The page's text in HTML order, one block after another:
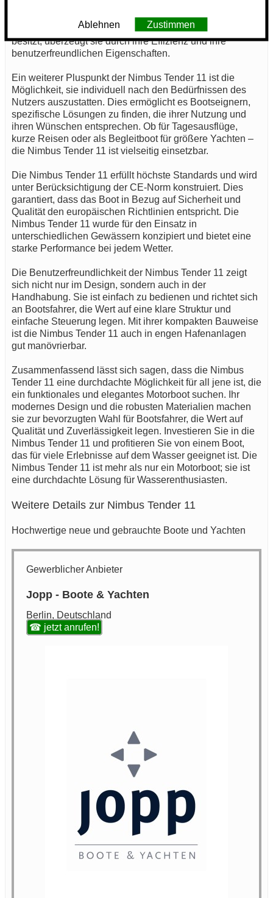
dass die Nimbus Tender 11 keinen herkömmlichen
Kraftstofftank, Frischwassertank oder Abwassertank
besitzt, überzeugt sie durch ihre Effizienz und ihre
benutzerfreundlichen Eigenschaften.
Ein weiterer Pluspunkt der Nimbus Tender 11 ist die
Möglichkeit, sie individuell nach den Bedürfnissen des
Nutzers auszustatten. Dies ermöglicht es Bootseignern,
spezifische Lösungen zu finden, die ihrer Nutzung und
ihren Wünschen entsprechen. Ob für Tagesausflüge,
kurze Reisen oder als Begleitboot für größere Yachten –
die Nimbus Tender 11 ist vielseitig einsetzbar.
Die Nimbus Tender 11 erfüllt höchste Standards und wird
unter Berücksichtigung der CE-Norm konstruiert. Dies
garantiert, dass das Boot in Bezug auf Sicherheit und
Qualität den europäischen Richtlinien entspricht. Die
Nimbus Tender 11 wurde für den Einsatz in
unterschiedlichen Gewässern konzipiert und bietet eine
starke Performance bei jedem Wetter.
Die Benutzerfreundlichkeit der Nimbus Tender 11 zeigt
sich nicht nur im Design, sondern auch in der
Handhabung. Sie ist einfach zu bedienen und richtet sich
an Bootsfahrer, die Wert auf eine klare Struktur und
einfache Steuerung legen. Mit ihrer kompakten Bauweise
ist die Nimbus Tender 11 auch in engen Hafenanlagen
gut manövrierbar.
Zusammenfassend lässt sich sagen, dass die Nimbus
Tender 11 eine durchdachte Möglichkeit für all jene ist, die
ein funktionales und elegantes Motorboot suchen. Ihr
modernes Design und die robusten Materialien machen
sie zur bevorzugten Wahl für Bootsfahrer, die Wert auf
Qualität und Zuverlässigkeit legen. Investieren Sie in die
Nimbus Tender 11 und profitieren Sie von einem Boot,
das für viele Erlebnisse auf dem Wasser geeignet ist. Die
Nimbus Tender 11 ist mehr als nur ein Motorboot; sie ist
eine durchdachte Lösung für Wasserenthusiasten.
Weitere Details zur Nimbus Tender 11
Hochwertige neue und gebrauchte Boote und Yachten
Gewerblicher Anbieter
Jopp - Boote & Yachten
Berlin, Deutschland
☎ jetzt anrufen!
Ablehnen Zustimmen